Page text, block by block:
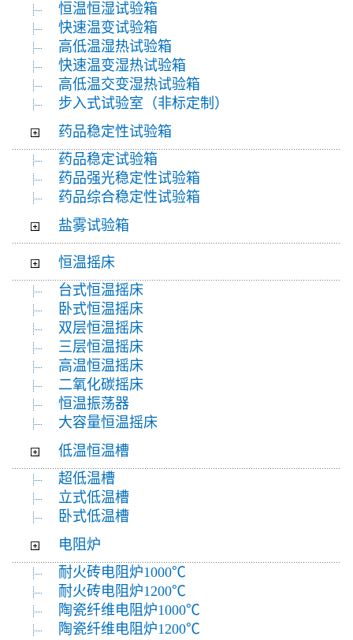
恒温恒湿试验箱
快速温变试验箱
高低温湿热试验箱
快速温变湿热试验箱
高低温交变湿热试验箱
步入式试验室（非标定制）
药品稳定性试验箱
药品稳定试验箱
药品强光稳定性试验箱
药品综合稳定性试验箱
盐雾试验箱
恒温摇床
台式恒温摇床
卧式恒温摇床
双层恒温摇床
三层恒温摇床
高温恒温摇床
二氧化碳摇床
恒温振荡器
大容量恒温摇床
低温恒温槽
超低温槽
立式低温槽
卧式低温槽
电阻炉
耐火砖电阻炉1000℃
耐火砖电阻炉1200℃
陶瓷纤维电阻炉1000℃
陶瓷纤维电阻炉1200℃